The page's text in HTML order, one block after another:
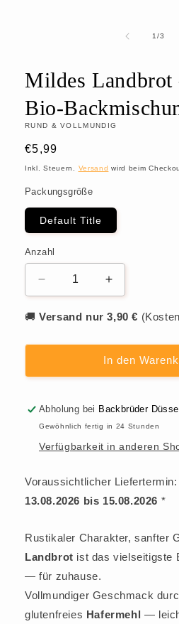
1/von
3
Mildes Landbrot
Bio-
RUND & VOLLMUNDIG
Normaler
Preis
€5,99
Inkl. Steuern. Versand wird beim
Packungsgröße
Default Title
Anzahl
die
Mildes
Landbrot
–
glutenfreie
Backmischung
die
für
Mildes
Landbrot
–
glutenfreie
🚚Versand nur 3,90 €
In den
Abholung bei Backbrüder
Gewöhnlich fertig in 24 Stunden
Verfügbarkeit in anderen
Voraussichtlicher Liefertermin:
13.08.2026 bis 15.08.2026 *
Rustikaler Charakter, sanfter
Landbrot ist das vielseitigste
— für zuhause.
Vollmundiger Geschmack
glutenfreies Hafermehl —